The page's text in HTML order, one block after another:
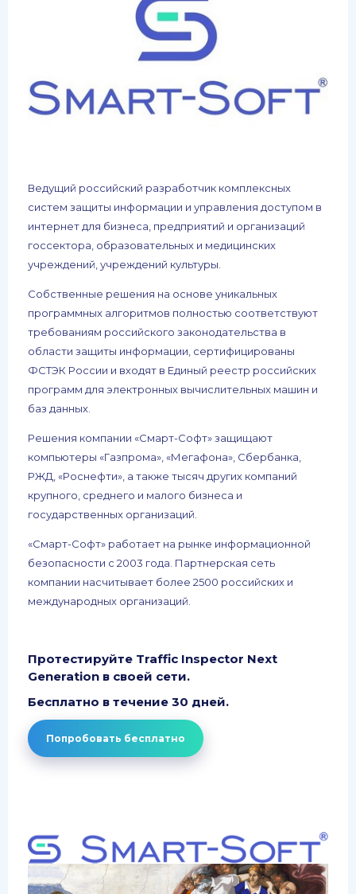
Ведущий российский разработчик комплексных
систем защиты информации и управления доступом в
интернет для бизнеса, предприятий и организаций
госсектора, образовательных и медицинских
учреждений, учреждений культуры.
Собственные решения на основе уникальных
программных алгоритмов полностью соответствуют
требованиям российского законодательства в
области защиты информации, сертифицированы
ФСТЭК России и входят в Единый реестр российских
программ для электронных вычислительных машин и
баз данных.
Решения компании «Смарт-Софт» защищают
компьютеры «Газпрома», «Мегафона», Сбербанка,
РЖД, «Роснефти», а также тысяч других компаний
крупного, среднего и малого бизнеса и
государственных организаций.
«Смарт-Софт» работает на рынке информационной
безопасности с 2003 года. Партнерская сеть
компании насчитывает более 2500 российских и
международных организаций.
Протестируйте Traffic Inspector Next
Generation в своей сети.
Бесплатно в течение 30 дней.
Попробовать бесплатно